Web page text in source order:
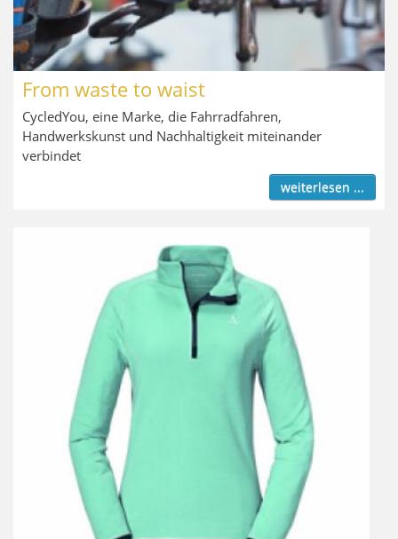
From waste to waist
CycledYou, eine Marke, die Fahrradfahren,
Handwerkskunst und Nachhaltigkeit miteinander
verbindet
weiterlesen ...